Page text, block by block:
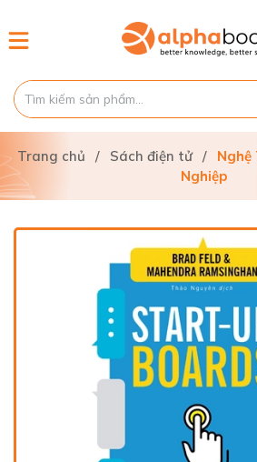
Trang chủ / Sách điện tử /
Nghệ
Nghiệp